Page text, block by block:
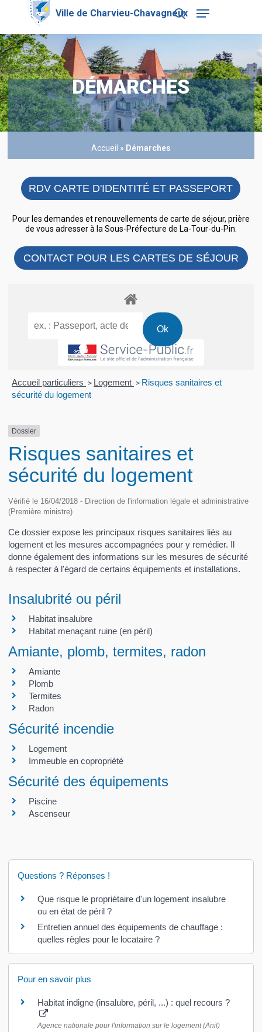
content
search
Menu
DÉMARCHES
Accueil » Démarches
RDV CARTE D'IDENTITÉ ET PASSEPORT
Pour les demandes et renouvellements de carte de séjour, prière
de vous adresser à la Sous-Préfecture de La-Tour-du-Pin.
CONTACT POUR LES CARTES DE SÉJOUR
Accueil particuliers > Logement > Risques sanitaires et
sécurité du logement
Dossier
Risques sanitaires et
sécurité du logement
Vérifié le 16/04/2018 - Direction de l'information légale et administrative
(Première ministre)
Ce dossier expose les principaux risques sanitaires liés au
logement et les mesures accompagnées pour y remédier. Il
donne également des informations sur les mesures de sécurité
à respecter à l'égard de certains équipements et installations.
Insalubrité ou péril
Habitat insalubre
Habitat menaçant ruine (en péril)
Amiante, plomb, termites, radon
Amiante
Plomb
Termites
Radon
Sécurité incendie
Logement
Immeuble en copropriété
Sécurité des équipements
Piscine
Ascenseur
Questions ? Réponses !
Que risque le propriétaire d'un logement insalubre
ou en état de péril ?
Entretien annuel des équipements de chauffage :
quelles règles pour le locataire ?
Pour en savoir plus
Habitat indigne (insalubre, péril, ...) : quel recours ?
Agence nationale pour l'information sur le logement (Anil)
Close